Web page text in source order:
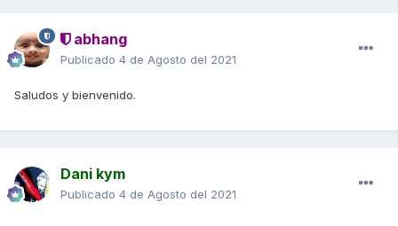
abhang
Publicado 4 de Agosto del 2021
Saludos y bienvenido.
Dani kym
Publicado 4 de Agosto del 2021